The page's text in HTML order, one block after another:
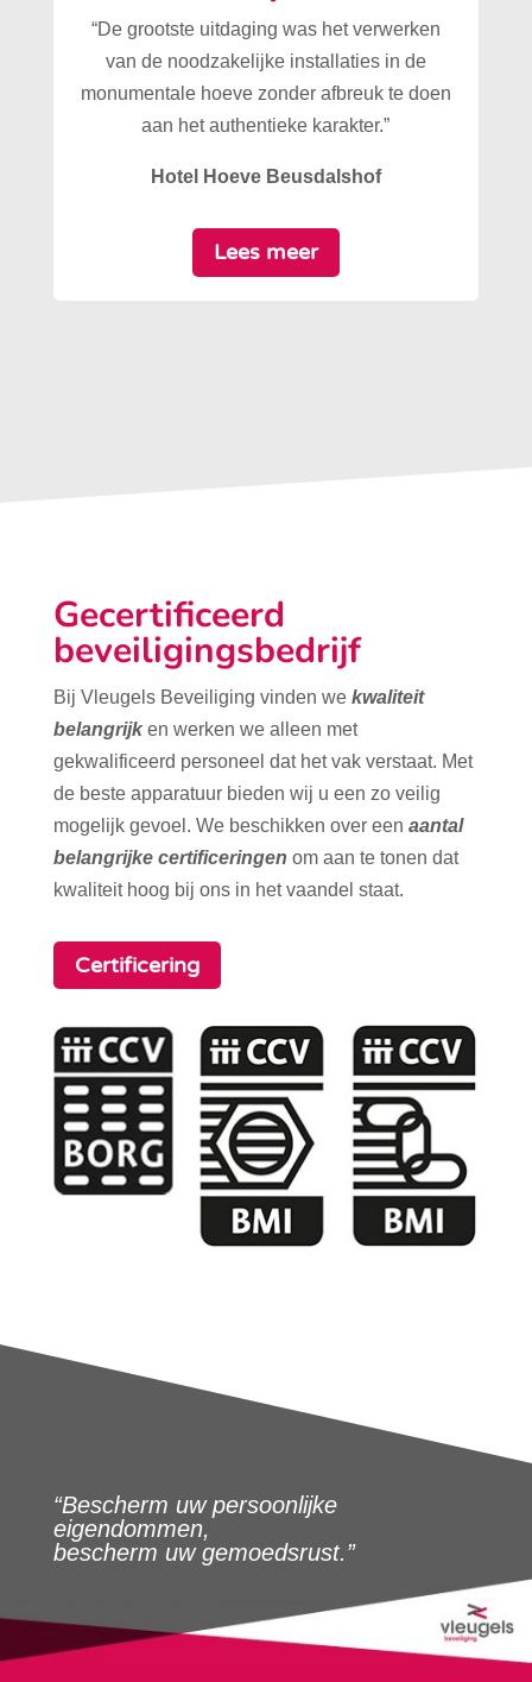
“De grootste uitdaging was het verwerken
van de noodzakelijke installaties in de
monumentale hoeve zonder afbreuk te doen
aan het authentieke karakter.”
Hotel Hoeve Beusdalshof
Lees meer
Gecertificeerd
beveiligingsbedrijf
Bij Vleugels Beveiliging vinden we kwaliteit
belangrijk en werken we alleen met
gekwalificeerd personeel dat het vak verstaat. Met
de beste apparatuur bieden wij u een zo veilig
mogelijk gevoel. We beschikken over een aantal
belangrijke certificeringen om aan te tonen dat
kwaliteit hoog bij ons in het vaandel staat.
Certificering
“Bescherm uw persoonlijke
eigendommen,
bescherm uw gemoedsrust.”